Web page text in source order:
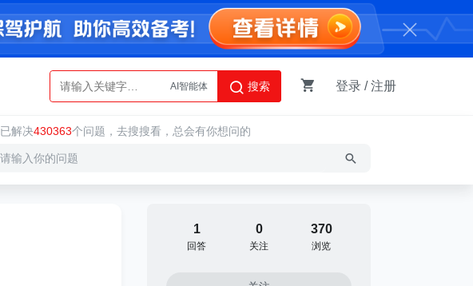
AI智能体
Python
搜索 登录 /注册
已解决430363个问题，去搜搜看，总会有你想问的
1
回答
0
关注
370
浏览